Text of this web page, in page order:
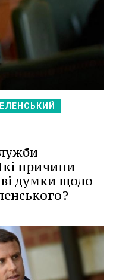
причини
думки щодо